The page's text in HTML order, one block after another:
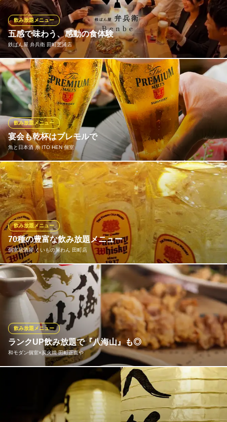
やきとり〇金 田町本店
田町 やきとり 飲放題
ＪＲ田町駅三田口 徒歩3分
東京都港区芝5-26-20 建築会館B1
五感で味わう、感動の食体験
鉄ぱん屋 弁兵衛 田町芝浦店
飲み放題メニュー
味覚はもちろん、目の前で調理される音、食欲をそそる香り、美
しく盛り付けられた料理、そして会話を通じて、五感すべてで楽
しめる特別な食体験を提供します。記憶に残るひとときを、ぜひ
当店で。
鉄ぱん屋 弁兵衛 田町芝浦店
鉄板焼き/お好み焼き
ＪＲ田町駅 徒歩8分
東京都港区芝浦3-20-3 白ゆりビル1F
宴会も乾杯はプレモルで
魚と日本酒 糸 ITO HEN 個室
飲み放題メニュー
６名様以上でのご会食には飲み放題プランもご用意致します。 直
接お電話でお問い合わせください。
魚と日本酒 糸 ITO HEN 個室
魚と和食と日本酒
都営浅草線三田駅 徒歩5分
東京都港区三田3-1-3 MKビル1F
70種の豊富な飲み放題メニュー
個室居酒屋 くいもの屋わん 田町店
飲み放題メニュー
くいもの屋わんの飲み放題は70種類以上！生ビールはもちろん、
ハイボール、サワー、日本酒、焼酎、ワイン、カクテルなど多彩
なラインナップを取り揃えています。さらに＋500円でプレミアム
飲み放題にグレードアップ可能！地酒や銘柄焼酎、こだわりのカ
クテル、贅沢サワーまで楽しめます！
※こちらは夜のみのこだわりです。
個室居酒屋 くいもの屋わん 田町店
ＪＲ田町駅 徒歩2分
東京都港区芝5-31-24 勝文館共同ビル2・3F
ランクUP飲み放題で『八海山』も◎
和モダン個室×炭火焼 田町正直や
飲み放題メニュー
当店の飲み放題プランはコース・単品とも『アサヒ スーパードラ
イ』付き！その他、サワー、焼酎、ハイボール、カクテル、ワイ
ンなど多彩なドリンクをご用意しております。さらに、お一人様
プラス600円(税抜)で『八海山』や『黒霧島』等も対象の『ランク